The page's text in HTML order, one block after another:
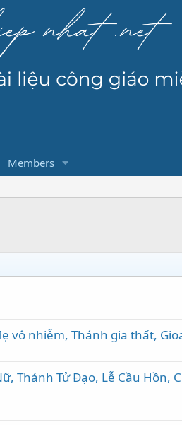
Members
vô nhiễm, Thánh gia thất,
Thánh Tử Đạo, Lễ Cầu Hồn,